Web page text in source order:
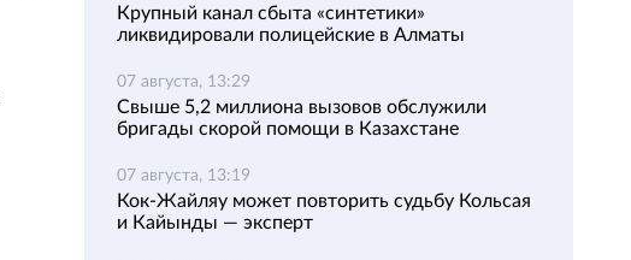
Крупный канал сбыта «синтетики»
ликвидировали полицейские в Алматы
07 августа, 13:29
Свыше 5,2 миллиона вызовов обслужили
бригады скорой помощи в Казахстане
07 августа, 13:19
Кок-Жайляу может повторить судьбу Кольсая
и Кайынды — эксперт